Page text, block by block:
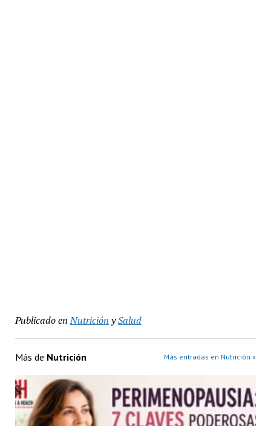
Publicado en Nutrición ySalud
Más de Nutrición Más entradas en Nutrición »